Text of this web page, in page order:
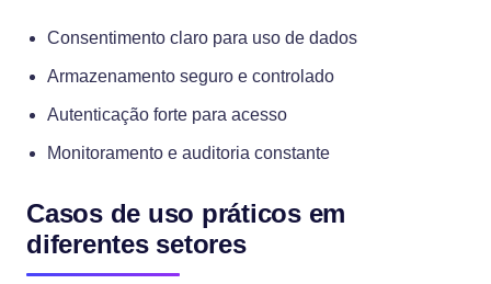
Consentimento claro para uso de dados
Armazenamento seguro e controlado
Autenticação forte para acesso
Monitoramento e auditoria constante
Casos de uso práticos em
diferentes setores